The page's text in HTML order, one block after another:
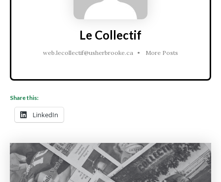
Le Collectif
web.lecollectif@usherbrooke.ca • More Posts
Share this:
LinkedIn